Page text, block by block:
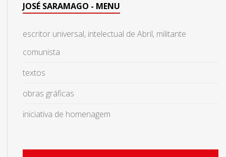
JOSÉ SARAMAGO - MENU
escritor universal, intelectual de Abril, militante
comunista
textos
obras gráficas
iniciativa de homenagem